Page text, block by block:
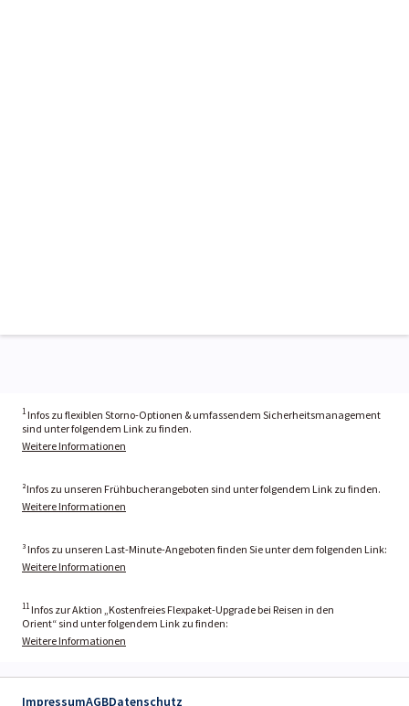
1 Infos zu flexiblen Storno-Optionen & umfassendem Sicherheitsmanagement
sind unter folgendem Link zu finden.
Weitere Informationen
²Infos zu unseren Frühbucherangeboten sind unter folgendem Link zu finden.
Weitere Informationen
³ Infos zu unseren Last-Minute-Angeboten finden Sie unter dem folgenden Link:
Weitere Informationen
11 Infos zur Aktion „Kostenfreies Flexpaket-Upgrade bei Reisen in den
Orient“ sind unter folgendem Link zu finden:
Weitere Informationen
ImpressumAGBDatenschutz